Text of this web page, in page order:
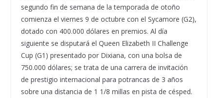
segundo fin de semana de la temporada de otoño
comienza el viernes 9 de octubre con el Sycamore (G2),
dotado con 400.000 dólares en premios. Al día
siguiente se disputará el Queen Elizabeth II Challenge
Cup (G1) presentado por Dixiana, con una bolsa de
750.000 dólares; se trata de una carrera de invitación
de prestigio internacional para potrancas de 3 años
sobre una distancia de 1 1/8 millas en pista de césped.